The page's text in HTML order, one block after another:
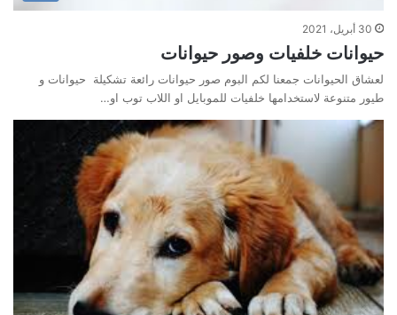
30 أبريل، 2021
حيوانات خلفيات وصور حيوانات
لعشاق الحيوانات جمعنا لكم البوم صور حيوانات رائعة تشكيلة حيوانات و
طيور متنوعة لاستخدامها خلفيات للموبايل او اللاب توب او…